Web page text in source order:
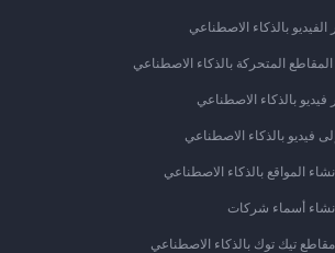
بالذكاء الاصطناعي
المتحركة بالذكاء الاصطناعي
بالذكاء الاصطناعي
فيديو بالذكاء الاصطناعي
المواقع بالذكاء الاصطناعي
إنشاء أسماء شركات
تيك توك بالذكاء الاصطناعي